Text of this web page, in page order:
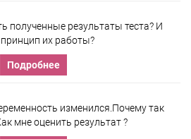
полученные результаты теста? И
принцип их работы?
Подробнее
изменился.Почему так
мне оценить результат ?